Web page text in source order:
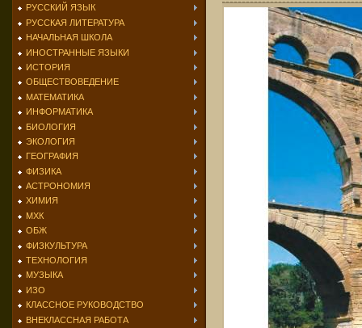
РУССКИЙ ЯЗЫК
РУССКАЯ ЛИТЕРАТУРА
НАЧАЛЬНАЯ ШКОЛА
ИНОСТРАННЫЕ ЯЗЫКИ
ИСТОРИЯ
ОБЩЕСТВОВЕДЕНИЕ
МАТЕМАТИКА
ИНФОРМАТИКА
БИОЛОГИЯ
ЭКОЛОГИЯ
ГЕОГРАФИЯ
ФИЗИКА
АСТРОНОМИЯ
ХИМИЯ
МХК
ОБЖ
ФИЗКУЛЬТУРА
ТЕХНОЛОГИЯ
МУЗЫКА
ИЗО
КЛАССНОЕ РУКОВОДСТВО
ВНЕКЛАССНАЯ РАБОТА